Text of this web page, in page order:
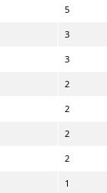
5
3
3
2
2
2
2
1